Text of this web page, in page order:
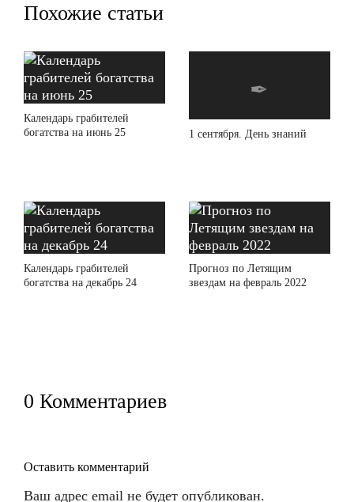
Похожие статьи
Календарь грабителей
богатства на июнь 25
1 сентября. День знаний
Календарь грабителей
богатства на декабрь 24
Прогноз по Летящим
звездам на февраль 2022
0 Комментариев
Оставить комментарий
Ваш адрес email не будет опубликован.